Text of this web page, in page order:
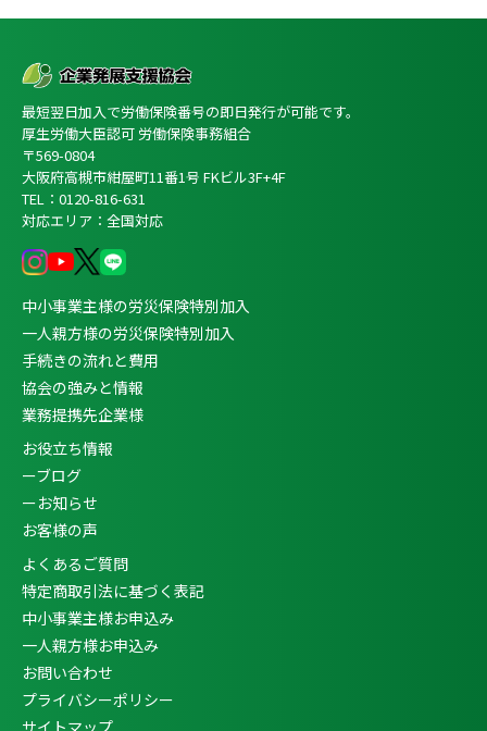
最短翌日加入で労働保険番号の即日発行が可能です。
厚生労働大臣認可 労働保険事務組合
〒569-0804
大阪府高槻市紺屋町11番1号 FKビル3F+4F
TEL：0120-816-631
対応エリア：全国対応
中小事業主様の労災保険特別加入
一人親方様の労災保険特別加入
手続きの流れと費用
協会の強みと情報
業務提携先企業様
お役立ち情報
ーブログ
ーお知らせ
お客様の声
よくあるご質問
特定商取引法に基づく表記
中小事業主様お申込み
一人親方様お申込み
お問い合わせ
プライバシーポリシー
サイトマップ